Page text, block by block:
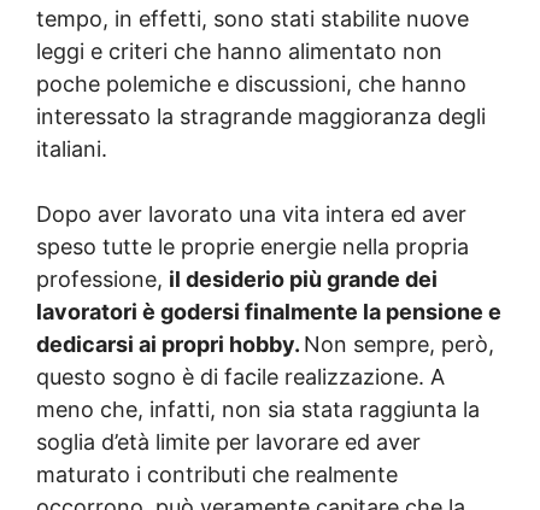
tempo, in effetti, sono stati stabilite nuove
leggi e criteri che hanno alimentato non
poche polemiche e discussioni, che hanno
interessato la stragrande maggioranza degli
italiani.
Dopo aver lavorato una vita intera ed aver
speso tutte le proprie energie nella propria
professione, il desiderio più grande dei
lavoratori è godersi finalmente la pensione e
dedicarsi ai propri hobby. Non sempre, però,
questo sogno è di facile realizzazione. A
meno che, infatti, non sia stata raggiunta la
soglia d’età limite per lavorare ed aver
maturato i contributi che realmente